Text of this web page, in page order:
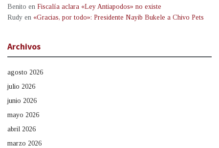
Benito en Fiscalía aclara «Ley Antiapodos» no existe
Rudy en «Gracias, por todo»: Presidente Nayib Bukele a Chivo Pets
Archivos
agosto 2026
julio 2026
junio 2026
mayo 2026
abril 2026
marzo 2026